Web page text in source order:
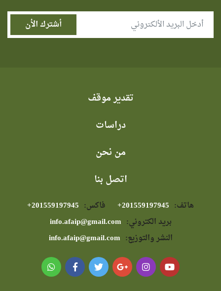
تقدير موقف
دراسات
من نحن
اتصل بنا
هاتف: فاكس:
بريد الكتروني: info.afaip@gmail.com
النشر والتوزيع: info.afaip@gmail.com